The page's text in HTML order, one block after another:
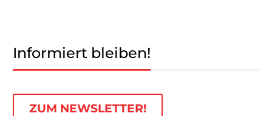
Informiert bleiben!
ZUM NEWSLETTER!